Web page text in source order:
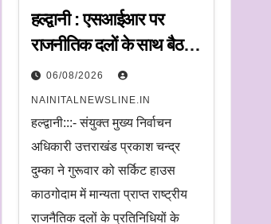
हल्द्वानी : एसआईआर पर
राजनीतिक दलों के साथ बैठक,
संयुक्त मुख्य निर्वाचन अधिकारी
ने सुनी आपत्तियां
06/08/2026
NAINITALNEWSLINE.IN
हल्द्वानी:::- संयुक्त मुख्य निर्वाचन
अधिकारी उत्तराखंड प्रकाश चन्द्र
दुम्का ने गुरूवार को सर्किट हाउस
काठगोदाम में मान्यता प्राप्त राष्ट्रीय
राजनैतिक दलों के प्रतिनिधियों के